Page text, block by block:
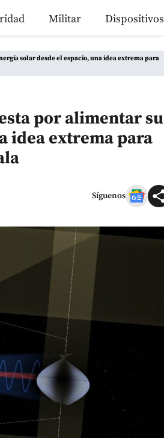
Militar Dispositivos
solar desde el espacio, una idea extrema para
por alimentar su
idea extrema para
Síguenos